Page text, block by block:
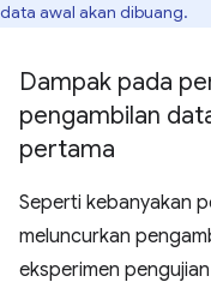
data awal akan dibuang.
Dampak pada
pengambilan
pertama
Seperti kebanyakan
meluncurkan
eksperimen